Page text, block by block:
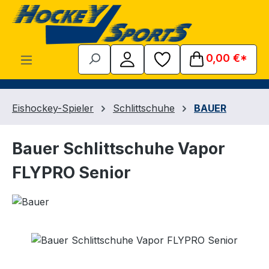
Zum Hauptinhalt springen
0,00 €*
Eishockey-Spieler Schlittschuhe BAUER
Bauer Schlittschuhe Vapor
FLYPRO Senior
Bildergalerie überspringen